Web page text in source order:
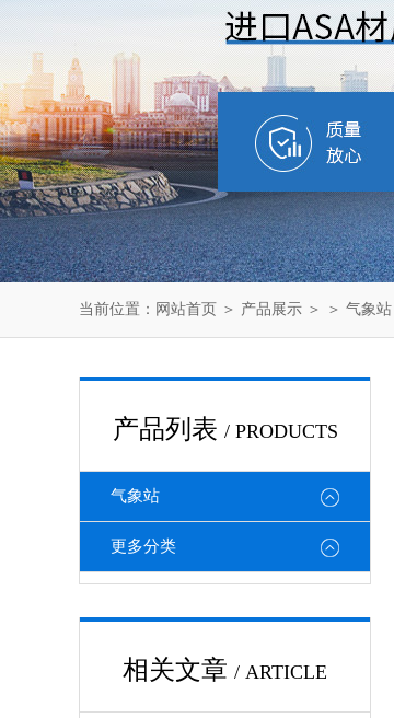
当前位置： 网站首页 ＞ 产品展示 ＞ ＞ 气象站
产品列表 / PRODUCTS
气象站
更多分类
相关文章 / ARTICLE